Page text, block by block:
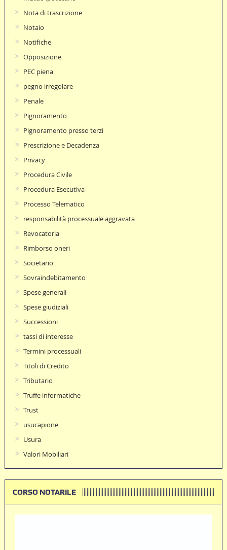
Nota di trascrizione
Notaio
Notifiche
Opposizione
PEC piena
pegno irregolare
Penale
Pignoramento
Pignoramento presso terzi
Prescrizione e Decadenza
Privacy
Procedura Civile
Procedura Esecutiva
Processo Telematico
responsabilità processuale aggravata
Revocatoria
Rimborso oneri
Societario
Sovraindebitamento
Spese generali
Spese giudiziali
Successioni
tassi di interesse
Termini processuali
Titoli di Credito
Tributario
Truffe informatiche
Trust
usucapione
Usura
Valori Mobiliari
CORSO NOTARILE